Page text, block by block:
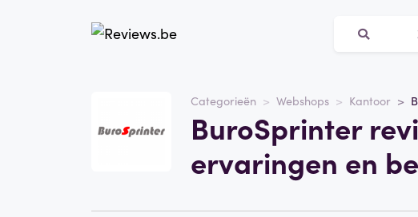
Categorieën Webshops Kantoor
BuroSprinter
ervaringen en
BuroSprinter
Categorie
Webshops
Schrijf een beoordeling